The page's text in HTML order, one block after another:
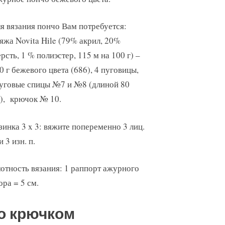
вязания пончо Вам потребуется:
Novita Hile (79% акрил, 20%
1 % полиэстер, 115 м на 100 г) –
г бежевого цвета (686), 4 пуговицы,
спицы №7 и №8 (длиной 80
крючок № 10.
3 x 3: вяжите попеременно 3 лиц.
3 изн. п.
вязания: 1 раппорт ажурного
= 5 см.
крючком